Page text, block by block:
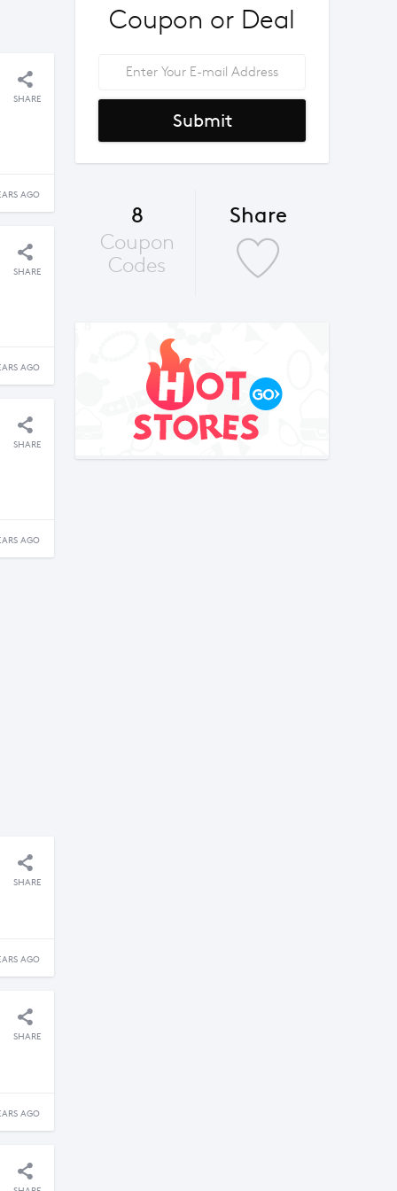
SHARE
AGO
SHARE
AGO
SHARE
AGO
SHARE
AGO
SHARE
AGO
Coupon or Deal
Submit
8
Coupon
Codes
Share